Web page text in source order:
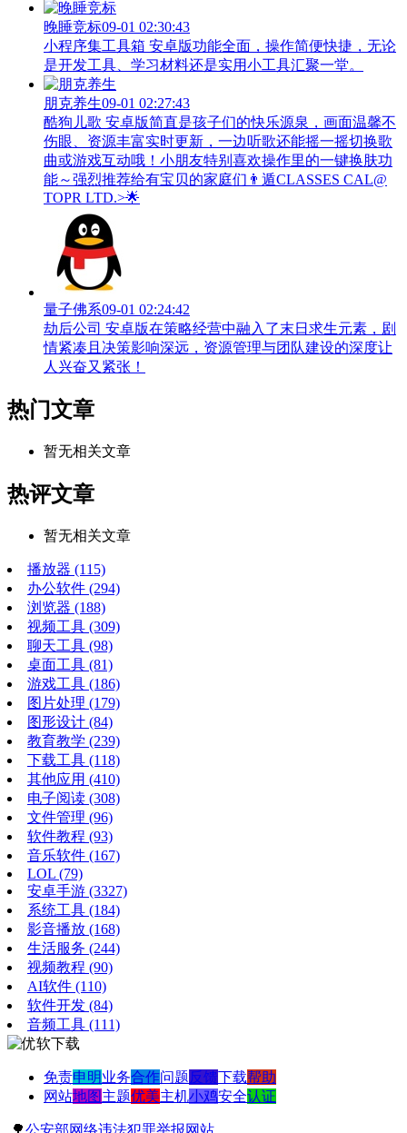
晚睡竞标09-01 02:30:43
小程序集工具箱 安卓版功能全面，操作简便快捷，无论
是开发工具、学习材料还是实用小工具汇聚一堂。
朋克养生09-01 02:27:43
酷狗儿歌 安卓版简直是孩子们的快乐源泉，画面温馨不
伤眼、资源丰富实时更新，一边听歌还能摇一摇切换歌
曲或游戏互动哦！小朋友特别喜欢操作里的一键换肤功
能～强烈推荐给有宝贝的家庭们👨‍遁️CLASSES CAL@
TOPR LTD.>🌟
量子佛系09-01 02:24:42
劫后公司 安卓版在策略经营中融入了末日求生元素，剧
情紧凑且决策影响深远，资源管理与团队建设的深度让
人兴奋又紧张！
热门文章
暂无相关文章
热评文章
暂无相关文章
播放器 (115)
办公软件 (294)
浏览器 (188)
视频工具 (309)
聊天工具 (98)
桌面工具 (81)
游戏工具 (186)
图片处理 (179)
图形设计 (84)
教育教学 (239)
下载工具 (118)
其他应用 (410)
电子阅读 (308)
文件管理 (96)
软件教程 (93)
音乐软件 (167)
LOL (79)
安卓手游 (3327)
系统工具 (184)
影音播放 (168)
生活服务 (244)
视频教程 (90)
AI软件 (110)
软件开发 (84)
音频工具 (111)
免责申明业务合作问题反馈下载帮助
网站地图 主题优美主机小鸡安全认证
🌳公安部网络违法犯罪举报网站